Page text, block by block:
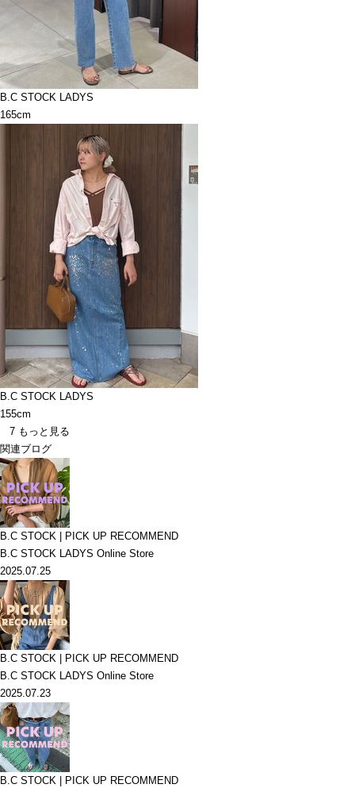
B.C STOCK LADYS
165cm
B.C STOCK LADYS
155cm
7 もっと見る
関連ブログ
B.C STOCK | PICK UP RECOMMEND
B.C STOCK LADYS Online Store
2025.07.25
B.C STOCK | PICK UP RECOMMEND
B.C STOCK LADYS Online Store
2025.07.23
B.C STOCK | PICK UP RECOMMEND